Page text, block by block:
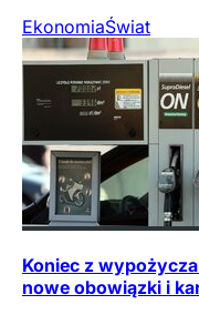
EkonomiaŚwiat
Koniec z
nowe obowiązki i